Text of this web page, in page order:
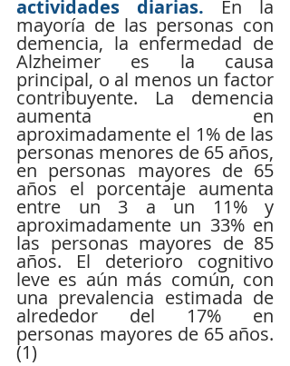
actividades diarias. En la
mayoría de las personas con
demencia, la enfermedad de
Alzheimer es la causa
principal, o al menos un factor
contribuyente. La demencia
aumenta en
aproximadamente el 1% de las
personas menores de 65 años,
en personas mayores de 65
años el porcentaje aumenta
entre un 3 a un 11% y
aproximadamente un 33% en
las personas mayores de 85
años. El deterioro cognitivo
leve es aún más común, con
una prevalencia estimada de
alrededor del 17% en
personas mayores de 65 años.
(1)